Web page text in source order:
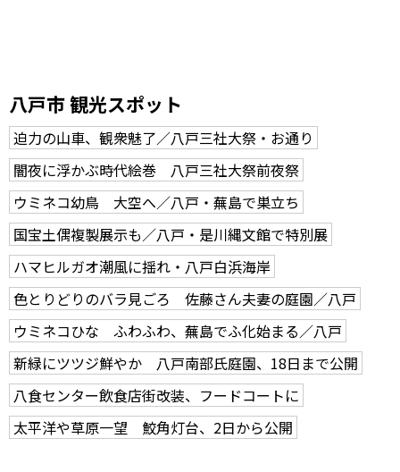
八戸市 観光スポット
迫力の山車、観衆魅了／八戸三社大祭・お通り
闇夜に浮かぶ時代絵巻 八戸三社大祭前夜祭
ウミネコ幼鳥 大空へ／八戸・蕪島で巣立ち
国宝土偶複製展示も／八戸・是川縄文館で特別展
ハマヒルガオ潮風に揺れ・八戸白浜海岸
色とりどりのバラ見ごろ 佐藤さん夫妻の庭園／八戸
ウミネコひな ふわふわ、蕪島でふ化始まる／八戸
新緑にツツジ鮮やか 八戸南部氏庭園、18日まで公開
八食センター飲食店街改装、フードコートに
太平洋や草原一望 鮫角灯台、2日から公開